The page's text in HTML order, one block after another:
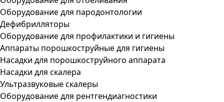
Оборудование для пародонтологии
Дефибрилляторы
Оборудование для профилактики и гигиены
Аппараты порошкоструйные для гигиены
Насадки для порошкоструйного аппарата
Насадки для скалера
Ультразвуковые скалеры
Оборудование для рентгендиагностики